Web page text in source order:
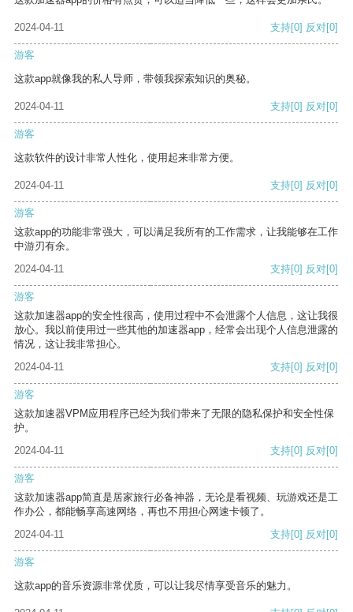
2024-04-11 支持[0] 反对[0]
游客
这款app就像我的私人导师，带领我探索知识的奥秘。
2024-04-11 支持[0] 反对[0]
游客
这款软件的设计非常人性化，使用起来非常方便。
2024-04-11 支持[0] 反对[0]
游客
这款app的功能非常强大，可以满足我所有的工作需求，让我能够在工作
中游刃有余。
2024-04-11
支持[0] 反对[0]
游客
这款加速器app的安全性很高，使用过程中不会泄露个人信息，这让我很
放心。我以前使用过一些其他的加速器app，经常会出现个人信息泄露的
情况，这让我非常担心。
2024-04-11
支持[0] 反对[0]
游客
这款加速器VPM应用程序已经为我们带来了无限的隐私保护和安全性保
护。
2024-04-11
支持[0] 反对[0]
游客
这款加速器app简直是居家旅行必备神器，无论是看视频、玩游戏还是工
作办公，都能畅享高速网络，再也不用担心网速卡顿了。
2024-04-11
支持[0] 反对[0]
游客
这款app的音乐资源非常优质，可以让我尽情享受音乐的魅力。